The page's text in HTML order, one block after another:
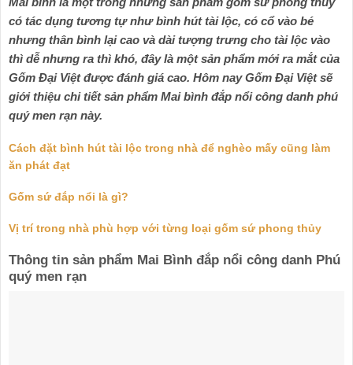
có tác dụng tương tự như bình hút tài lộc, có cổ vào bé
nhưng thân bình lại cao và dài tượng trưng cho tài lộc vào
thì dễ nhưng ra thì khó, đây là một sản phẩm mới ra mắt của
Gốm Đại Việt được đánh giá cao. Hôm nay Gốm Đại Việt sẽ
giới thiệu chi tiết sản phẩm Mai bình đắp nổi công danh phú
quý men rạn này.
Cách đặt bình hút tài lộc trong nhà để nghèo mấy cũng làm
ăn phát đạt
Gốm sứ đắp nổi là gì?
Vị trí trong nhà phù hợp với từng loại gốm sứ phong thủy
Thông tin sản phẩm Mai Bình đắp nổi công danh Phú
quý men rạn